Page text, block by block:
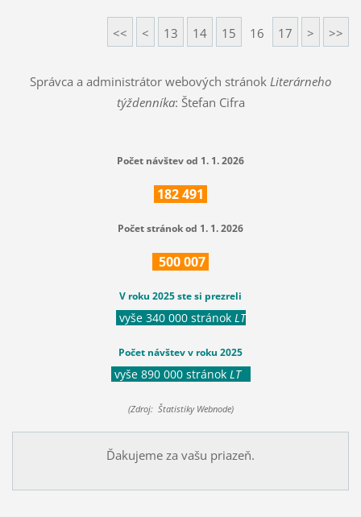
<< < 13 14 15 16 17 > >>
Správca a administrátor webových stránok Literárneho
týždenníka: Štefan Cifra
Počet návštev od 1. 1. 2026
182491
Počet stránok od 1. 1. 2026
500007
V roku 2025 ste si prezreli
vyše 340 000 stránok LT
Počet návštev v roku 2025
vyše 890 000 stránok LT
(Zdroj: Štatistiky Webnode)
Ďakujeme za vašu priazeň.